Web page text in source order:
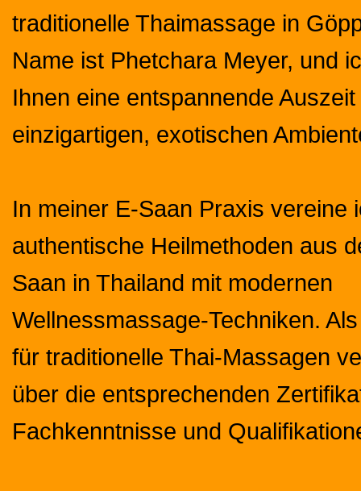
traditionelle Thaimassage in
Name ist Phetchara Meyer, und
Ihnen eine entspannende
einzigartigen, exotischen
In meiner E-Saan Praxis vereine
authentische Heilmethoden aus
Saan in Thailand mit modernen
Wellnessmassage-Techniken.
für traditionelle Thai-Massagen
über die entsprechenden
Fachkenntnisse und